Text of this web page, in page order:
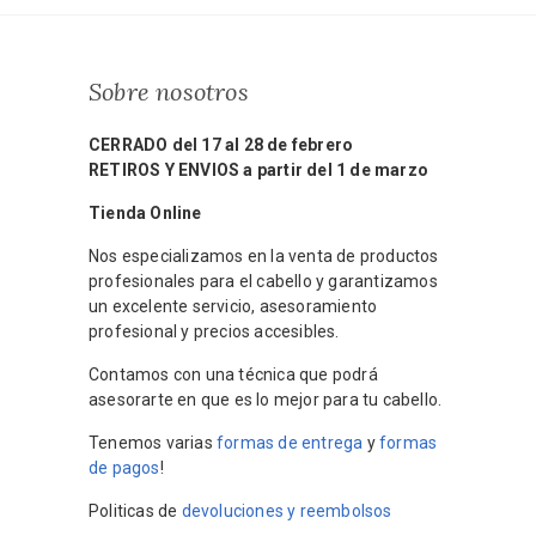
Sobre nosotros
CERRADO del 17 al 28 de febrero
RETIROS Y ENVIOS a partir del 1 de marzo
Tienda Online
Nos especializamos en la venta de productos
profesionales para el cabello y garantizamos
un excelente servicio, asesoramiento
profesional y precios accesibles.
Contamos con una técnica que podrá
asesorarte en que es lo mejor para tu cabello.
Tenemos varias formas de entrega yformas
de pagos!
Politicas de devoluciones y reembolsos